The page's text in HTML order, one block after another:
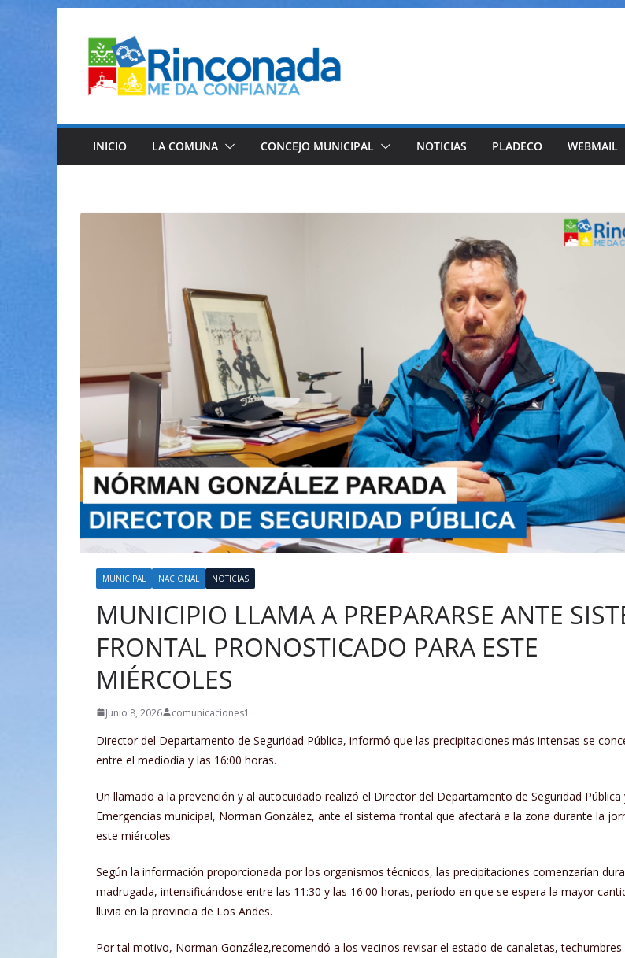
contenido
INICIO LA COMUNA CONCEJO MUNICIPAL NOTICIAS PLADECO WEBMAIL
MUNICIPAL NACIONAL NOTICIAS
MUNICIPIO LLAMA A PREPARARSE ANTE
FRONTAL PRONOSTICADO PARA ESTE
MIÉRCOLES
Junio 8, 2026 comunicaciones1
Director del Departamento de Seguridad Pública, informó que las precipitaciones más intensas se
entre el mediodía y las 16:00 horas.
Un llamado a la prevención y al autocuidado realizó el Director del Departamento de Seguridad Pública
Emergencias municipal, Norman González, ante el sistema frontal que afectará a la zona durante la
este miércoles.
Según la información proporcionada por los organismos técnicos, las precipitaciones comenzarían
madrugada, intensificándose entre las 11:30 y las 16:00 horas, período en que se espera la mayor
lluvia en la provincia de Los Andes.
Por tal motivo, Norman González,recomendó a los vecinos revisar el estado de canaletas, techumbres